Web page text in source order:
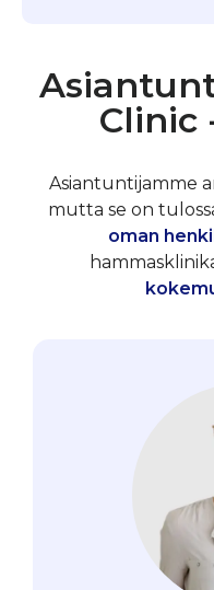
Clinic
Asiantuntijamme
mutta se on
oman